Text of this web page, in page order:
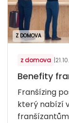
Z DOMOVA
z domova |
Benefity
Franšízing
který nabízí